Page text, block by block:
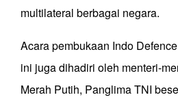
multilateral berbagai negara.
Acara pembukaan Indo
ini juga dihadiri oleh menteri-
Merah Putih, Panglima TNI